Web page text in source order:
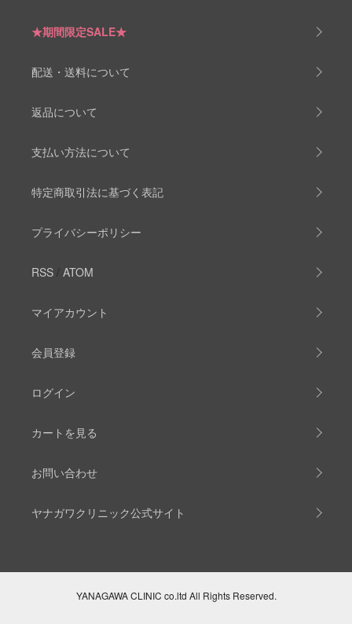
★期間限定SALE★
配送・送料について
返品について
支払い方法について
特定商取引法に基づく表記
プライバシーポリシー
RSS / ATOM
マイアカウント
会員登録
ログイン
カートを見る
お問い合わせ
ヤナガワクリニック公式サイト
YANAGAWA CLINIC co.ltd All Rights Reserved.